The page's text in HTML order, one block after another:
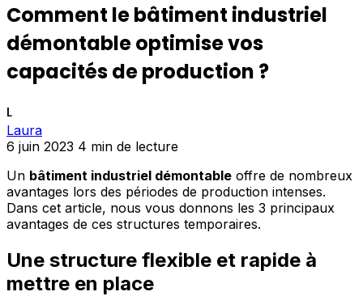
Comment le bâtiment industriel
démontable optimise vos
capacités de production ?
L
Laura
6 juin 2023 4 min de lecture
Un bâtiment industriel démontable offre de nombreux
avantages lors des périodes de production intenses.
Dans cet article, nous vous donnons les 3 principaux
avantages de ces structures temporaires.
Une structure flexible et rapide à
mettre en place